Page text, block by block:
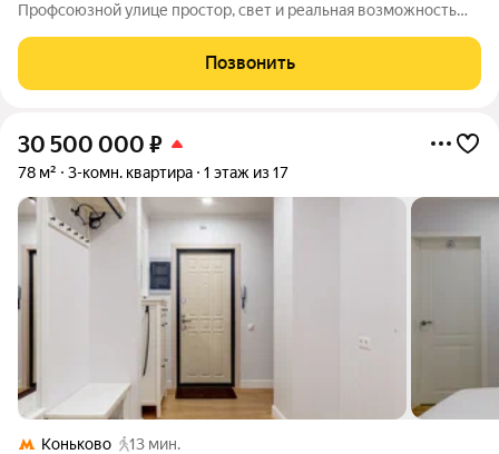
Профсоюзной улице простор, свет и реальная возможность
изолированными комнатами (18,9 / 14,8 / 11,4 м) позволяет
разделить пространство
Позвонить
30 500 000 ₽
78 м² 3-комн. квартира 1 этаж из 17
Коньково
13 мин.